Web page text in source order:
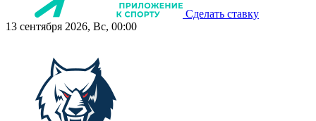
Сделать ставку
13 сентября 2026, Вс, 00:00